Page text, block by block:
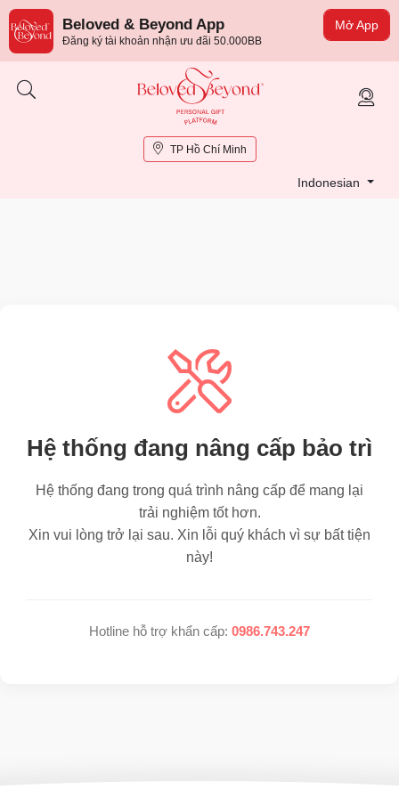
Mở App
Beloved & Beyond App
Đăng ký tài khoản nhận ưu đãi 50.000BB
TP Hồ Chí Minh
Indonesian
Hệ thống đang nâng cấp bảo trì
Hệ thống đang trong quá trình nâng cấp để mang lại
trải nghiệm tốt hơn.
Xin vui lòng trở lại sau. Xin lỗi quý khách vì sự bất tiện
này!
Hotline hỗ trợ khẩn cấp: 0986.743.247